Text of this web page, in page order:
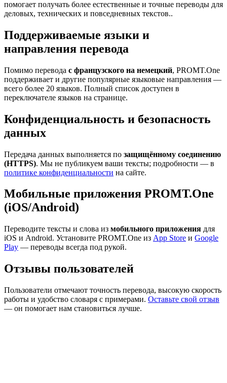
помогает получать более естественные и точные переводы для
деловых, технических и повседневных текстов..
Поддерживаемые языки и
направления перевода
Помимо перевода с французского на немецкий, PROMT.One
поддерживает и другие популярные языковые направления —
всего более 20 языков. Полный список доступен в
переключателе языков на странице.
Конфиденциальность и безопасность
данных
Передача данных выполняется по защищённому соединению
(HTTPS). Мы не публикуем ваши тексты; подробности — в
политике конфиденциальности на сайте.
Мобильные приложения PROMT.One
(iOS/Android)
Переводите тексты и слова из мобильного приложения для
iOS и Android. Установите PROMT.One из App Store и Google
Play — переводы всегда под рукой.
Отзывы пользователей
Пользователи отмечают точность перевода, высокую скорость
работы и удобство словаря с примерами. Оставьте свой отзыв
— он помогает нам становиться лучше.